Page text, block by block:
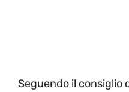
Seguendo il consiglio